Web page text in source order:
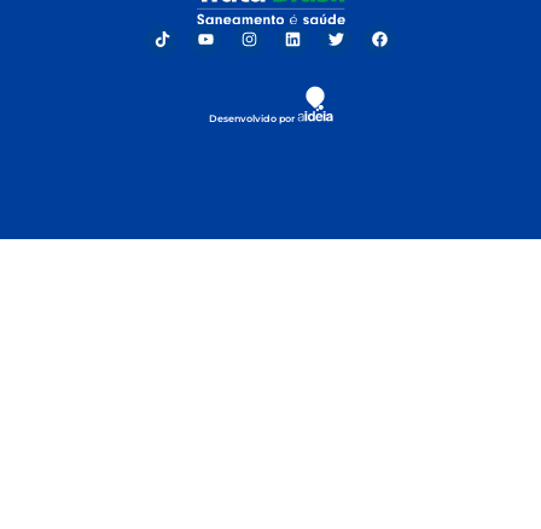
Desenvolvido por